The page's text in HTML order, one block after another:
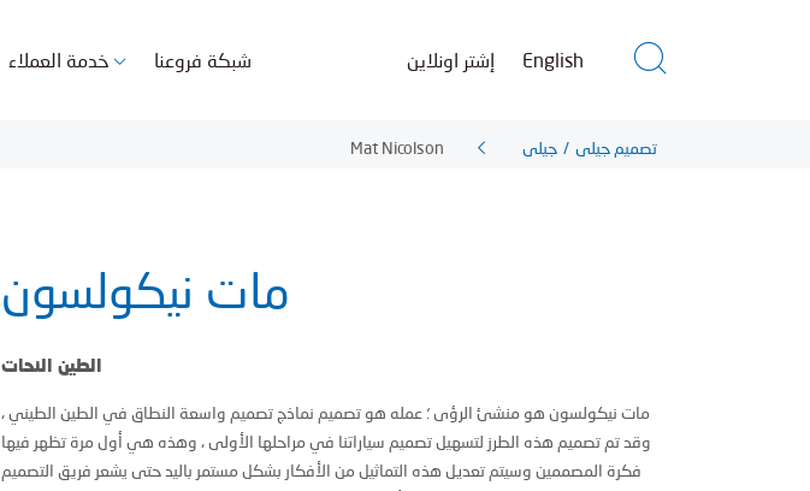
خدمة العملاء شبكة فروعنا إشتر اونلاين English
Mat Nicolson جيلي / تصميم جيلي
مات نيكولسون
الطين النحات
مات نيكولسون هو منشئ الرؤى ؛ عمله هو تصميم نماذج تصميم واسعة النطاق في الطين الطيني ،
وقد تم تصميم هذه الطرز لتسهيل تصميم سياراتنا في مراحلها الأولى ، وهذه هي أول مرة تظهر فيها
فكرة المصممين وسيتم تعديل هذه التماثيل من الأفكار بشكل مستمر باليد حتى يشعر فريق التصميم